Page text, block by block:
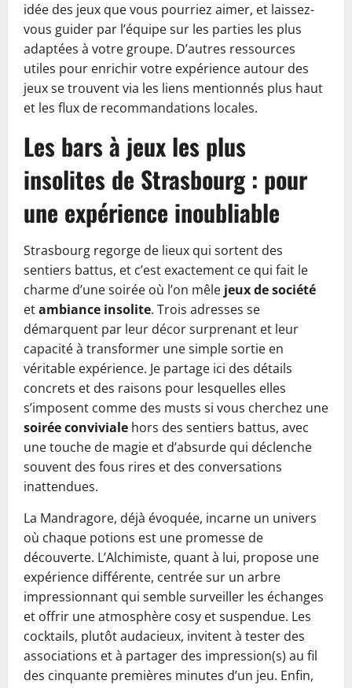
idée des jeux que vous pourriez aimer, et laissez-
vous guider par l’équipe sur les parties les plus
adaptées à votre groupe. D’autres ressources
utiles pour enrichir votre expérience autour des
jeux se trouvent via les liens mentionnés plus haut
et les flux de recommandations locales.
Les bars à jeux les plus
insolites de Strasbourg : pour
une expérience inoubliable
Strasbourg regorge de lieux qui sortent des
sentiers battus, et c’est exactement ce qui fait le
charme d’une soirée où l’on mêle jeux de société
etambiance insolite. Trois adresses se
démarquent par leur décor surprenant et leur
capacité à transformer une simple sortie en
véritable expérience. Je partage ici des détails
concrets et des raisons pour lesquelles elles
s’imposent comme des musts si vous cherchez une
soirée conviviale hors des sentiers battus, avec
une touche de magie et d’absurde qui déclenche
souvent des fous rires et des conversations
inattendues.
La Mandragore, déjà évoquée, incarne un univers
où chaque potions est une promesse de
découverte. L’Alchimiste, quant à lui, propose une
expérience différente, centrée sur un arbre
impressionnant qui semble surveiller les échanges
et offrir une atmosphère cosy et suspendue. Les
cocktails, plutôt audacieux, invitent à tester des
associations et à partager des impression(s) au fil
des cinquante premières minutes d’un jeu. Enfin,